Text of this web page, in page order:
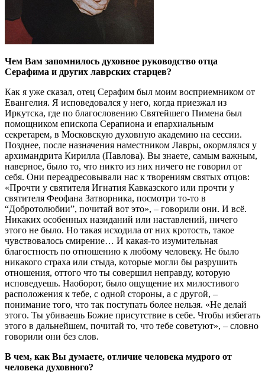
Чем Вам запомнилось духовное руководство отца
Серафима и других лаврских старцев?
Как я уже сказал, отец Серафим был моим восприемником от
Евангелия. Я исповедовался у него, когда приезжал из
Иркутска, где по благословению Святейшего Пимена был
помощником епископа Серапиона и епархиальным
секретарем, в Московскую духовную академию на сессии.
Позднее, после назначения наместником Лавры, окормлялся у
архимандрита Кирилла (Павлова). Вы знаете, самым важным,
наверное, было то, что никто из них ничего не говорил от
себя. Они переадресовывали нас к творениям святых отцов:
«Прочти у святителя Игнатия Кавказского или прочти у
святителя Феофана Затворника, посмотри то-то в
“Добротолюбии”, почитай вот это», – говорили они. И всё.
Никаких особенных назиданий или наставлений, ничего
этого не было. Но такая исходила от них кротость, такое
чувствовалось смирение… И какая-то изумительная
благостность по отношению к любому человеку. Не было
никакого страха или стыда, которые могли бы разрушить
отношения, оттого что ты совершил неправду, которую
исповедуешь. Наоборот, было ощущение их милостивого
расположения к тебе, с одной стороны, а с другой, –
понимание того, что так поступать более нельзя. «Не делай
этого. Ты убиваешь Божие присутствие в себе. Чтобы избегать
этого в дальнейшем, почитай то, что тебе советуют», – словно
говорили они без слов.
В чем, как Вы думаете, отличие человека мудрого от
человека духовного?